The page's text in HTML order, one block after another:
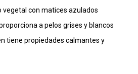
vegetal con matices azulados
a pelos grises y blancos
tiene propiedades calmantes y